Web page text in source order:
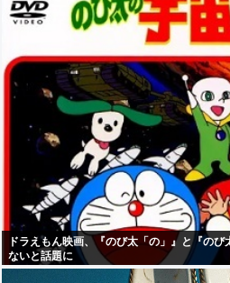
ドラえもん映画、『のび太「の」』と『の
ないと話題に